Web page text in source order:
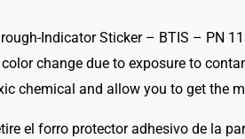
Indicator Sticker – BTIS – PN
change due to exposure to
chemical and allow you to get the
el forro protector adhesivo de la